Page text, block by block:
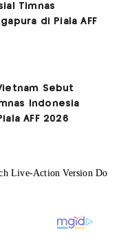
Timnas
di Piala AFF
Sebut
Indonesia
AFF 2026